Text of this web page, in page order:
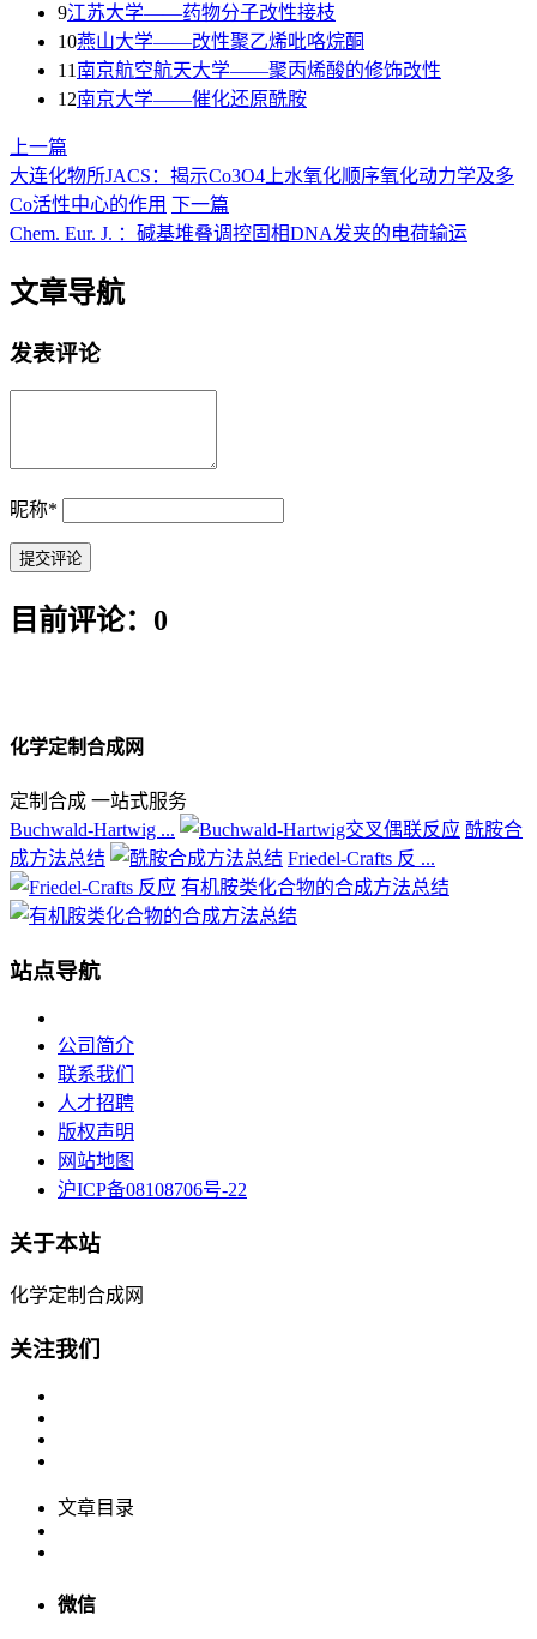
9江苏大学——药物分子改性接枝
10燕山大学——改性聚乙烯吡咯烷酮
11 南京航空航天大学——聚丙烯酸的修饰改性
12南京大学——催化还原酰胺
上一篇
大连化物所JACS：揭示Co3O4上水氧化顺序氧化动力学及多
Co活性中心的作用 下一篇
Chem. Eur. J. ：碱基堆叠调控固相DNA发夹的电荷输运
文章导航
发表评论
昵称*
目前评论：0
化学定制合成网
定制合成 一站式服务
Buchwald-Hartwig ...
酰胺合
成方法总结
Friedel-Crafts 反 ...
有机胺类化合物的合成方法总结
站点导航
公司简介
联系我们
人才招聘
版权声明
网站地图
沪ICP备08108706号-22
关于本站
化学定制合成网
关注我们
文章目录
微信